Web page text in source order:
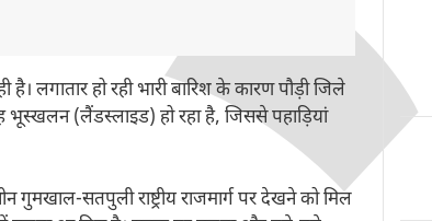
लगातार हो रही भारी बारिश के कारण पौड़ी जिले
(लैंडस्लाइड) हो रहा है, जिससे पहाड़ियां
गुमखाल-सतपुली राष्ट्रीय राजमार्ग पर देखने को मिल